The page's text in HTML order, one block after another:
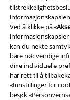
Ved å klikke på «
kan du nekte
bare nødvendige
dine individuelle
har rett til å
«Innstillinger for
besøk «
Alle priser
© 1986-2026 E.M.P.
EMP Online